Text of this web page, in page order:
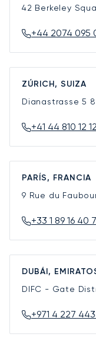
42 Berkeley
+44 2074 095
ZÚRICH, SUIZA
Dianastrasse 5
+41 44 810 12 12
PARÍS, FRANCIA
9 Rue du
+33 1 89 16 40
DUBÁI,
DIFC - Gate
+971 4 227